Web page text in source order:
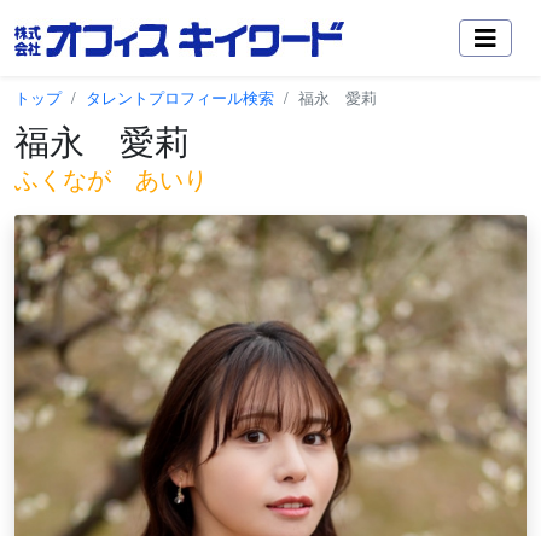
トップ タレントプロフィール検索 福永 愛莉
福永 愛莉
ふくなが あいり